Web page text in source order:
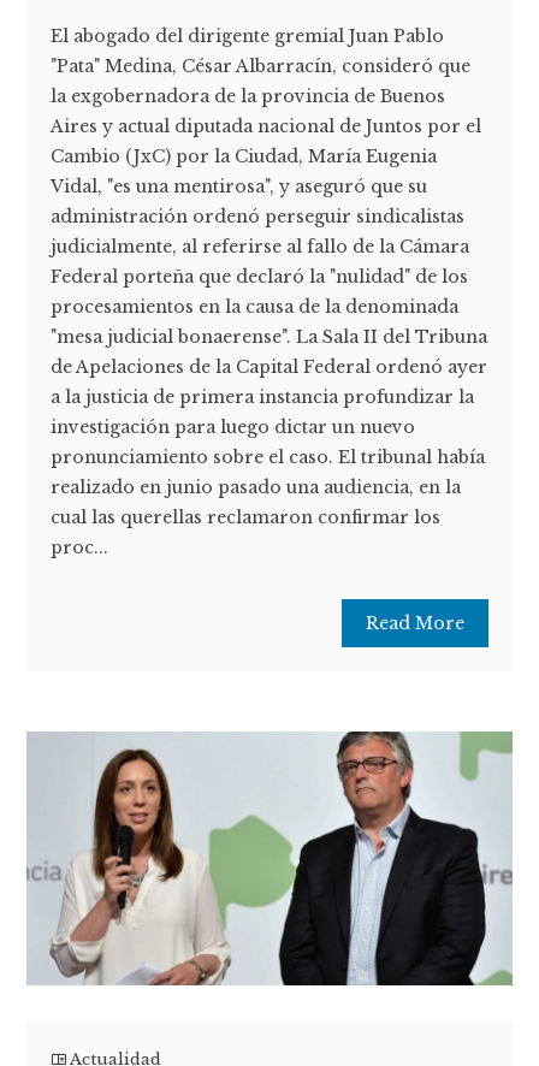
El abogado del dirigente gremial Juan Pablo
"Pata" Medina, César Albarracín, consideró que
la exgobernadora de la provincia de Buenos
Aires y actual diputada nacional de Juntos por el
Cambio (JxC) por la Ciudad, María Eugenia
Vidal, "es una mentirosa", y aseguró que su
administración ordenó perseguir sindicalistas
judicialmente, al referirse al fallo de la Cámara
Federal porteña que declaró la "nulidad" de los
procesamientos en la causa de la denominada
"mesa judicial bonaerense". La Sala II del Tribuna
de Apelaciones de la Capital Federal ordenó ayer
a la justicia de primera instancia profundizar la
investigación para luego dictar un nuevo
pronunciamiento sobre el caso. El tribunal había
realizado en junio pasado una audiencia, en la
cual las querellas reclamaron confirmar los
proc...
Read More
Actualidad